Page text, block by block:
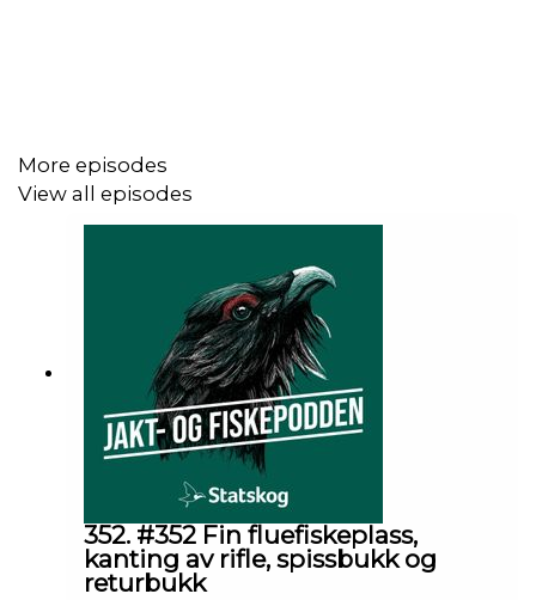
More episodes
View all episodes
352. #352 Fin fluefiskeplass,
kanting av rifle, spissbukk og
returbukk